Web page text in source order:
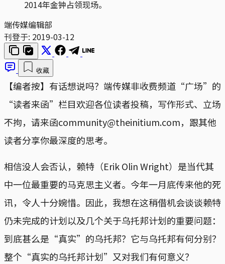
2014年金钟占领现场。
端传媒编辑部
刊登于: 2019-03-12
收藏
【编者按】有话想说吗？端传媒非收费频道“广场”的
“读者来函”栏目欢迎各位读者投稿，写作形式、立场
不拘，请来函community@theinitium.com，跟其他
读者分享你最深度的思考。
相信没人会否认，赖特（Erik Olin Wright）是当代其
中一位最重要的马克思主义者。今年一月底传来他的死
讯，令人十分婉惜。因此，我想在这稍借机会谈谈赖特
仍未完成的计划以及几个关于乌托邦计划的重要问题：
到底甚么是“真实”的乌托邦？它与乌托邦有何分别？
整个“真实的乌托邦计划”又对我们有何意义？